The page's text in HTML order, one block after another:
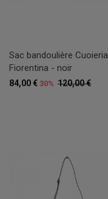
Sac bandoulière Cuoieria
Fiorentina - noir
120,00 €
84,00 € 30%